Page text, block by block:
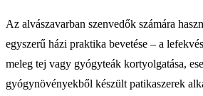
Az alvászavarban szenvedők számára
egyszerű házi praktika bevetése – a
meleg tej vagy gyógyteák kortyolgatása,
gyógynövényekből készült patikaszerek